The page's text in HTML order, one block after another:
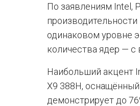
По заявлениям Intel,
одинаковом уровне
количества ядер — с
Наибольший акцент
X9 388H,
демонстрирует до